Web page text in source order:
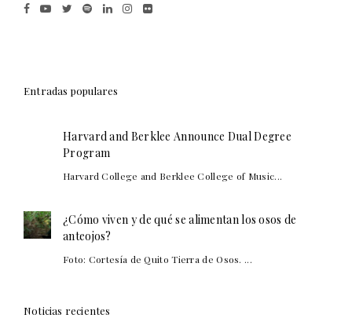
Entradas populares
Harvard and Berklee Announce Dual Degree
Program
Harvard College and Berklee College of Music...
¿Cómo viven y de qué se alimentan los osos de
anteojos?
Foto: Cortesía de Quito Tierra de Osos. ...
Noticias recientes